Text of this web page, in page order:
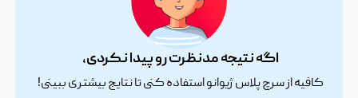
اگه نتیجه مدنظرت رو پیدا نکردی،
کافیه از سرچ پلاس ژیوانو استفاده کنی تا نتایج بیشتری ببینی!